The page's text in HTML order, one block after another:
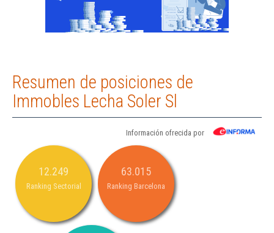
Resumen de posiciones de
Immobles Lecha Soler Sl
Información ofrecida por
12.249
Ranking Sectorial
63.015
Ranking Barcelona